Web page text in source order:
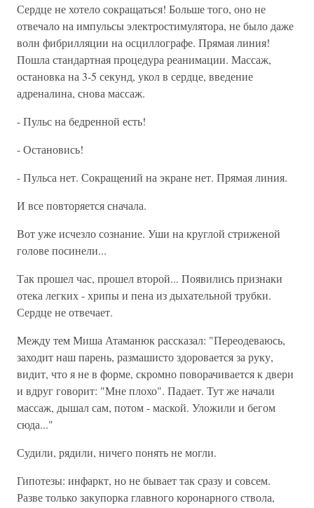
Сердце не хотело сокращаться! Больше того, оно не
отвечало на импульсы электростимулятора, не было даже
волн фибрилляции на осциллографе. Прямая линия!
Пошла стандартная процедура реанимации. Массаж,
остановка на 3-5 секунд, укол в сердце, введение
адреналина, снова массаж.
- Пульс на бедренной есть!
- Остановись!
- Пульса нет. Сокращений на экране нет. Прямая линия.
И все повторяется сначала.
Вот уже исчезло сознание. Уши на круглой стриженой
голове посинели...
Так прошел час, прошел второй... Появились признаки
отека легких - хрипы и пена из дыхательной трубки.
Сердце не отвечает.
Между тем Миша Атаманюк рассказал: "Переодеваюсь,
заходит наш парень, размашисто здоровается за руку,
видит, что я не в форме, скромно поворачивается к двери
и вдруг говорит: "Мне плохо". Падает. Тут же начали
массаж, дышал сам, потом - маской. Уложили и бегом
сюда..."
Судили, рядили, ничего понять не могли.
Гипотезы: инфаркт, но не бывает так сразу и совсем.
Разве только закупорка главного коронарного ствола,